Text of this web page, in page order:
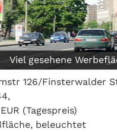
Viel gesehene
126/Finsterwalder
EUR (Tagespreis)
beleuchtet